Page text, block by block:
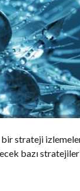
bir strateji
bazı